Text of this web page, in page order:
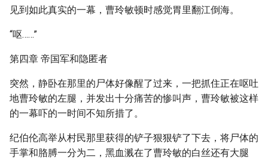
见到如此真实的一幕，曹玲敏顿时感觉胃里翻江倒海。
“呕……”
第四章 帝国军和隐匿者
突然，静卧在那里的尸体好像醒了过来，一把抓住正在呕吐
地曹玲敏的左腿，并发出十分痛苦的惨叫声，曹玲敏被这样
的一幕吓的一时间不知所措了。
纪伯伦高举从村民那里获得的铲子狠狠铲了下去，将尸体的
手掌和胳膊一分为二，黑血溅在了曹玲敏的白丝还有大腿